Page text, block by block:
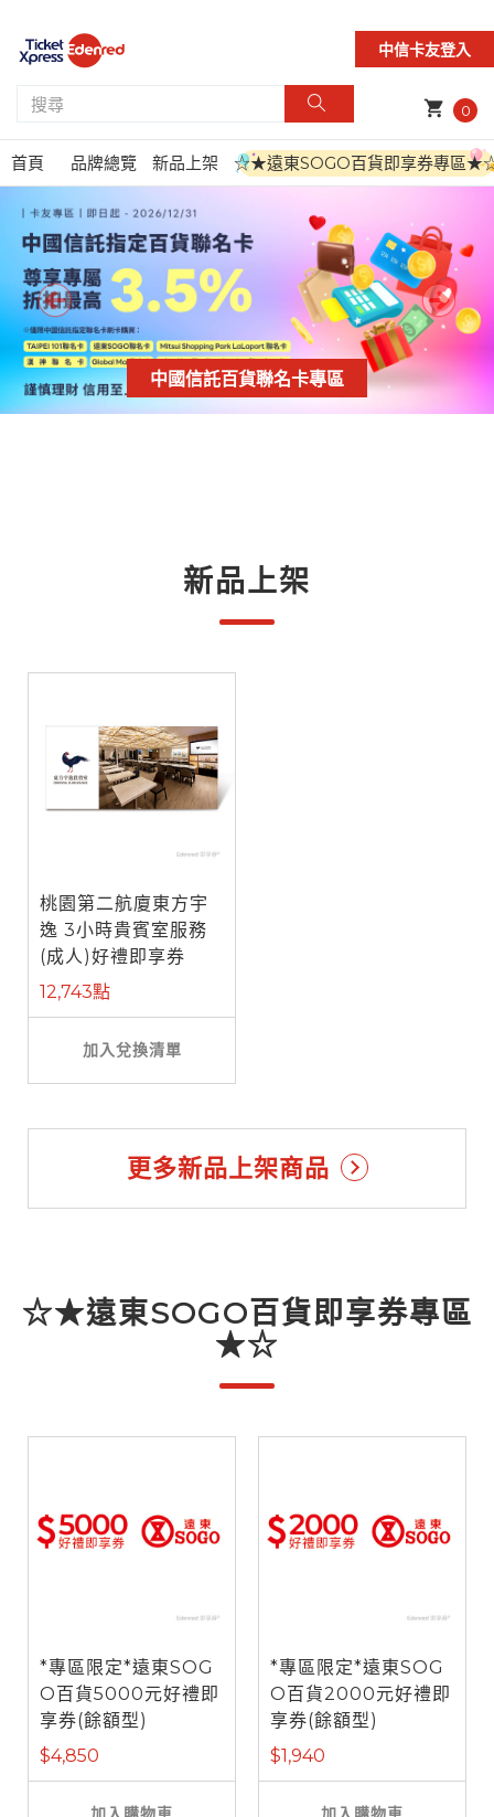
中信卡友登入
shopping_cart 0
首頁 品牌總覽 新品上架 ☆★遠東SOGO百貨即享券專區
中國信託百貨聯名卡專區
新品上架
桃園第二航廈東方宇
逸 3小時貴賓室服務
(成人)好禮即享券
12,743點
加入兌換清單
更多新品上架商品
☆★遠東SOGO百貨即享券專區
★☆
*專區限定*遠東SOG
O百貨5000元好禮即
享券(餘額型)
$4,850
*專區限定*遠東SOG
O百貨2000元好禮即
享券(餘額型)
$1,940